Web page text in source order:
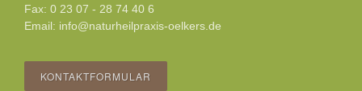
Fax: 0 23 07 - 28 74 40 6
Email: info@naturheilpraxis-oelkers.de
KONTAKTFORMULAR